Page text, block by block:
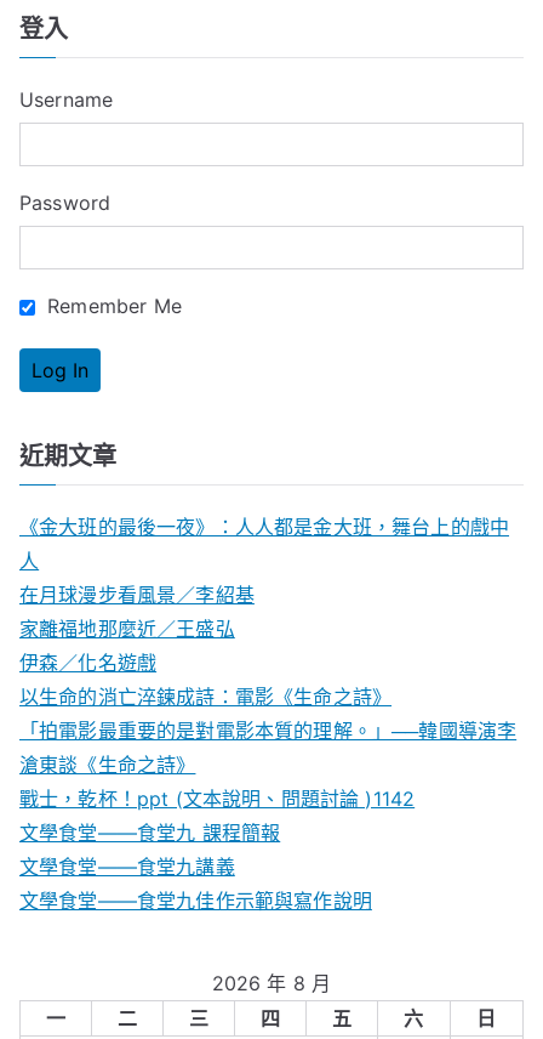
h
r
登入
Username
Password
Remember Me
近期文章
《金大班的最後一夜》：人人都是金大班，舞台上的戲中
人
在月球漫步看風景／李紹基
家離福地那麼近／王盛弘
伊森／化名遊戲
以生命的消亡淬鍊成詩：電影《生命之詩》
「拍電影最重要的是對電影本質的理解。」──韓國導演李
滄東談《生命之詩》
戰士，乾杯！ppt (文本說明、問題討論 )1142
文學食堂——食堂九 課程簡報
文學食堂――食堂九講義
文學食堂——食堂九佳作示範與寫作說明
2026 年 8 月
一
二 三 四 五 六
日